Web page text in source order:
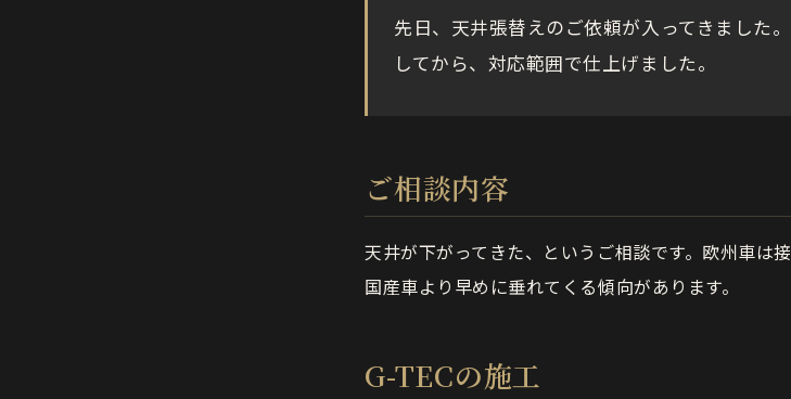
先日、天井張替えのご依頼が入ってきました
してから、対応範囲で仕上げました。
ご相談内容
天井が下がってきた、というご相談です。欧州車は
国産車より早めに垂れてくる傾向があります。
G-TECの施工